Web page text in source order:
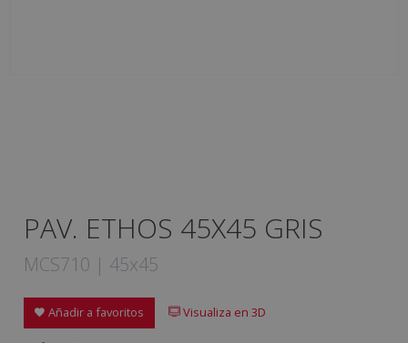
PAV. ETHOS 45X45 GRIS
MCS710 | 45x45
Añadir a favoritos Visualiza en 3D